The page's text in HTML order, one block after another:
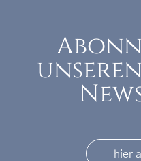
hier